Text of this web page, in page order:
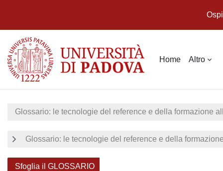
Home Altro
Glossario: le tecnologie del reference e della formazione
Glossario: le tecnologie del reference e della
Sfoglia il GLOSSARIO